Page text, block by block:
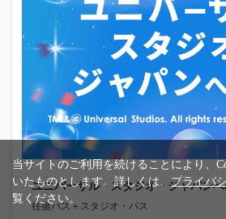
ユニバーサル・スタジオ・ジャパン
往復バス＋スタジオ・パス
当サイトのご利用を続けることにより、
いたものとします。詳しくは、プライバ
覧ください。